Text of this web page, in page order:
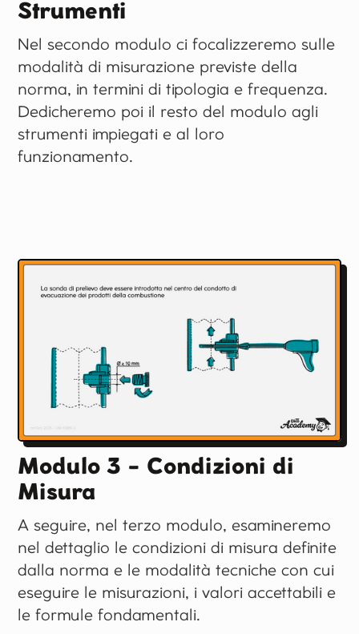
Strumenti
Nel secondo modulo ci focalizzeremo sulle
modalità di misurazione previste della
norma, in termini di tipologia e frequenza.
Dedicheremo poi il resto del modulo agli
strumenti impiegati e al loro
funzionamento.
Modulo 3 - Condizioni di
Misura
A seguire, nel terzo modulo, esamineremo
nel dettaglio le condizioni di misura definite
dalla norma e le modalità tecniche con cui
eseguire le misurazioni, i valori accettabili e
le formule fondamentali.